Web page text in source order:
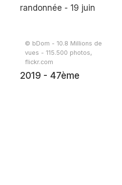
© bDom - 10.8 Millions de
vues - 115.500 photos,
flickr.com
2019 - 47ème